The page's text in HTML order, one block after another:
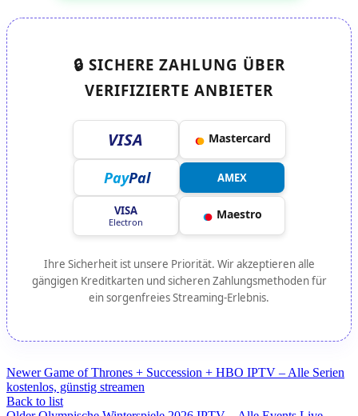
🔒 SICHERE ZAHLUNG ÜBER
VERIFIZIERTE ANBIETER
VISA ●
● Mastercard
PayPal AMEX
VISA
Electron ●
● Maestro
Ihre Sicherheit ist unsere Priorität. Wir akzeptieren alle
gängigen Kreditkarten und sicheren Zahlungsmethoden für
ein sorgenfreies Streaming-Erlebnis.
Newer Game of Thrones + Succession + HBO IPTV – Alle Serien
kostenlos, günstig streamen
Back to list